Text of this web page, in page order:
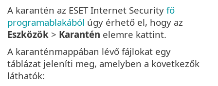
A karantén az ESET Internet Security fő
programablakából úgy érhető el, hogy az
Eszközök > Karantén elemre kattint.
A karanténmappában lévő fájlokat egy
táblázat jeleníti meg, amelyben a következők
láthatók: